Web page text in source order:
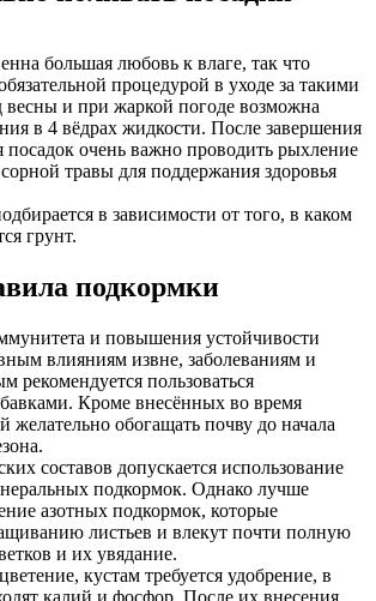
большая любовь к влаге, так что
процедурой в уходе за такими
весны и при жаркой погоде возможна
в 4 вёдрах жидкости. После завершения
очень важно проводить рыхление
травы для поддержания здоровья
в зависимости от того, в каком
грунт.
подкормки
и повышения устойчивости
влияниям извне, заболеваниям и
рекомендуется пользоваться
Кроме внесённых во время
желательно обогащать почву до начала
составов допускается использование
подкормок. Однако лучше
азотных подкормок, которые
листьев и влекут почти полную
и их увядание.
кустам требуется удобрение, в